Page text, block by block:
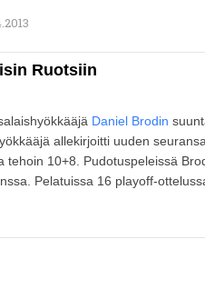
Ruotsiin
Daniel Brodin
allekirjoitti uuden
tehoin 10+8. Pudotuspeleissä
Pelatuissa 16 playoff-